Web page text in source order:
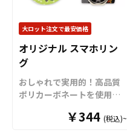
フォンタブ
用のショル
ダーストラップ（紐タイプ
とチェーンタイプ）もあ
り、調整が簡単な紐タイプ
は20色、高級感のあるチェ
取り揃えております。スト
ラップは落下防止だけでな
フォンタブ のデザイン
に合わせたカラーや仕様を
やキーホルダーなどを取り
付けることもできます。従
来のフィンガーリング等と
比較して非常に薄型でかさ
張らず携帯し易いのも特徴
です。バンドの強度もブン
カケンに試験を行っており
ますので安心してご使用い
ただけます。販売に必要な
大ロット注文で最安価格
オリジナル スマホリン
グ
おしゃれで実用的！高品質
ポリカーボネートを使用し
リジナルで制作いたしま
￥344 (税込)~